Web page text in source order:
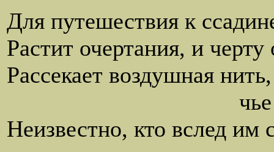
Для путешествия к
Растит очертания, и черту
Рассекает воздушная нить,
чье имя
Неизвестно, кто вслед им